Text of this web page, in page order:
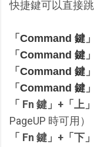
快捷鍵可以直接
「Command 鍵
「Command 鍵
「Command 鍵
「Command 鍵
「 Fn 鍵」+「上」
PageUP 時可用）
「 Fn 鍵」+「下」